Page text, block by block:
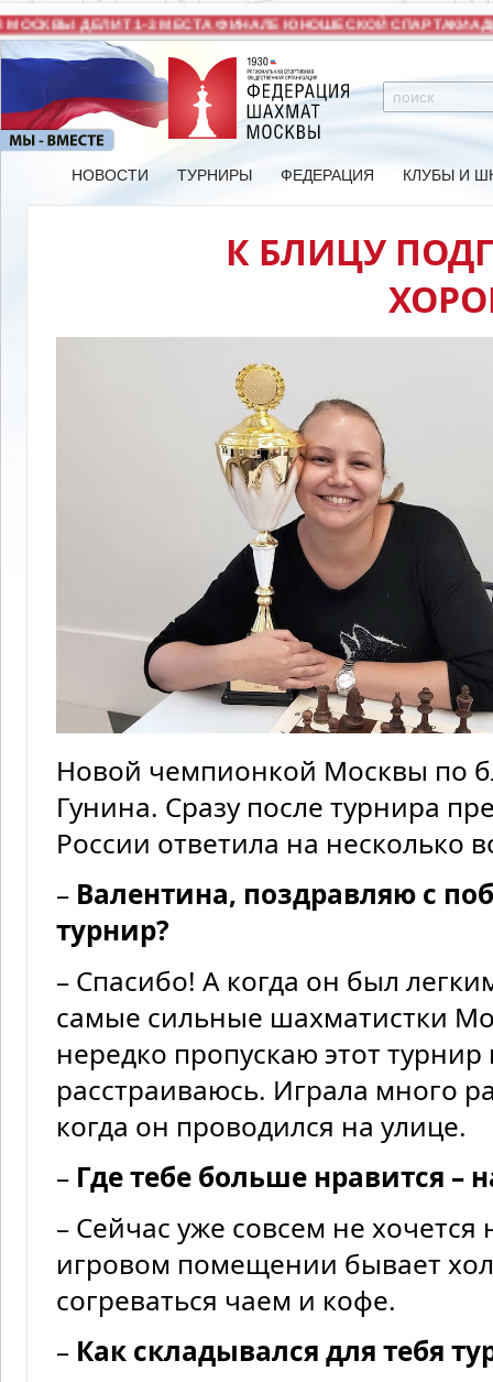
ДЕЛИТ 1-3 МЕСТА ФИНАЛЕ ЮНОШЕСКОЙ СПАРТАКИАДЫ
НОВОСТИ ТУРНИРЫ ФЕДЕРАЦИЯ КЛУБЫ И
К БЛИЦУ
Новой чемпионкой Москвы по
Гунина. Сразу после турнира
России ответила на несколько
– Валентина, поздравляю с
турнир?
– Спасибо! А когда он был
самые сильные шахматистки
нередко пропускаю этот
расстраиваюсь. Играла много
когда он проводился на улице.
– Где тебе больше нравится
– Сейчас уже совсем не
игровом помещении бывает
согреваться чаем и кофе.
– Как складывался для тебя